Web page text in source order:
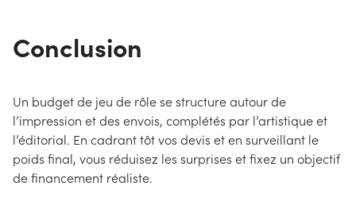
Conclusion
Un budget de jeu de rôle se structure autour de
l’impression et des envois, complétés par l’artistique et
l’éditorial. En cadrant tôt vos devis et en surveillant le
poids final, vous réduisez les surprises et fixez un objectif
de financement réaliste.